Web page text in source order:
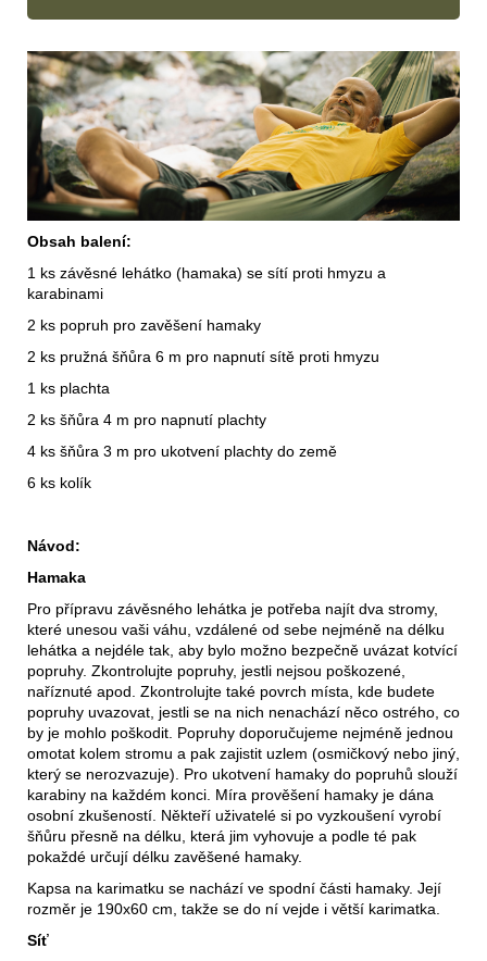
Obsah balení:
1 ks závěsné lehátko (hamaka) se sítí proti hmyzu a
karabinami
2 ks popruh pro zavěšení hamaky
2 ks pružná šňůra 6 m pro napnutí sítě proti hmyzu
1 ks plachta
2 ks šňůra 4 m pro napnutí plachty
4 ks šňůra 3 m pro ukotvení plachty do země
6 ks kolík
Návod:
Hamaka
Pro přípravu závěsného lehátka je potřeba najít dva stromy,
které unesou vaši váhu, vzdálené od sebe nejméně na délku
lehátka a nejdéle tak, aby bylo možno bezpečně uvázat kotvící
popruhy. Zkontrolujte popruhy, jestli nejsou poškozené,
naříznuté apod. Zkontrolujte také povrch místa, kde budete
popruhy uvazovat, jestli se na nich nenachází něco ostrého, co
by je mohlo poškodit. Popruhy doporučujeme nejméně jednou
omotat kolem stromu a pak zajistit uzlem (osmičkový nebo jiný,
který se nerozvazuje). Pro ukotvení hamaky do popruhů slouží
karabiny na každém konci. Míra prověšení hamaky je dána
osobní zkušeností. Někteří uživatelé si po vyzkoušení vyrobí
šňůru přesně na délku, která jim vyhovuje a podle té pak
pokaždé určují délku zavěšené hamaky.
Kapsa na karimatku se nachází ve spodní části hamaky. Její
rozměr je 190x60 cm, takže se do ní vejde i větší karimatka.
Síť